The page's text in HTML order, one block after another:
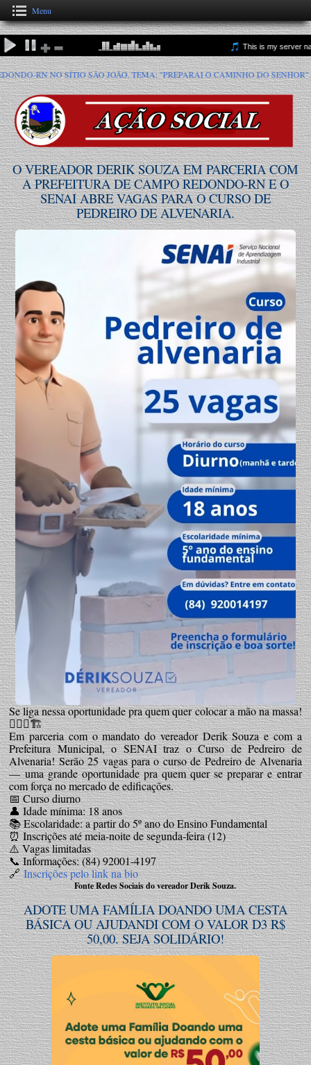
Menu
"PREPARAI O CAMINHO DO SENHOR". VEM AÍ A 3ª CAVALGADA DE
O VEREADOR DERIK SOUZA EM PARCERIA COM
A PREFEITURA DE CAMPO REDONDO-RN E O
SENAI ABRE VAGAS PARA O CURSO DE
PEDREIRO DE ALVENARIA.
Se liga nessa oportunidade pra quem quer colocar a mão na massa!
👷🏽‍♂️🏗️
Em parceria com o mandato do vereador Derik Souza e com a
Prefeitura Municipal, o SENAI traz o Curso de Pedreiro de
Alvenaria! Serão 25 vagas para o curso de Pedreiro de Alvenaria
— uma grande oportunidade pra quem quer se preparar e entrar
com força no mercado de edificações.
📅 Curso diurno
👤 Idade mínima: 18 anos
📚 Escolaridade: a partir do 5º ano do Ensino Fundamental
⏰ Inscrições até meia-noite de segunda-feira (12)
⚠️ Vagas limitadas
📞 Informações: (84) 92001-4197
🔗Inscrições pelo link na bio
Fonte Redes Sociais do vereador Derik Souza.
ADOTE UMA FAMÍLIA DOANDO UMA CESTA
BÁSICA OU AJUDANDI COM O VALOR D3 R$
50,00. SEJA SOLIDÁRIO!